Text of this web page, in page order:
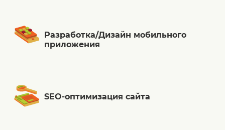
Разработка/Дизайн мобильного
приложения
SEO-оптимизация сайта